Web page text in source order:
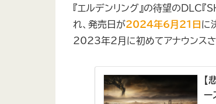
『エルデンリング』の待望のDLC
れ、発売日が2024年6月21日 に
2023年2月に初めてアナウンスさ
ー